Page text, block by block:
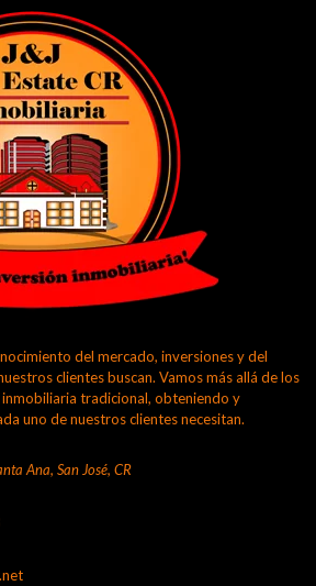
del mercado, inversiones y del
clientes buscan. Vamos más allá de los
tradicional, obteniendo y
uno de nuestros clientes necesitan.
Ana, San José, CR